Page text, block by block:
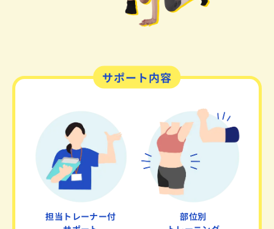
サポート内容
担当トレーナー付
部位別